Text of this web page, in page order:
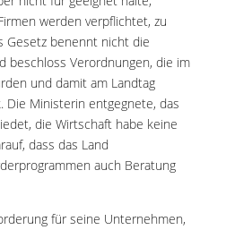
werden verpflichtet, zu
Gesetz benennt nicht die
beschloss Verordnungen, die im
und damit am Landtag
Die Ministerin entgegnete, das
die Wirtschaft habe keine
dass das Land
auch Beratung
für seine Unternehmen,